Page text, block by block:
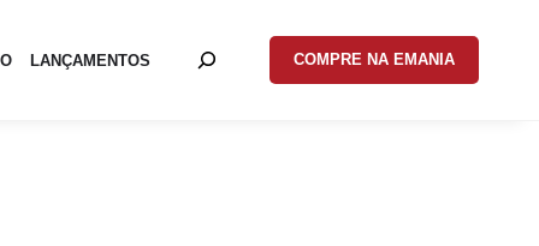
LANÇAMENTOS COMPRE NA EMANIA